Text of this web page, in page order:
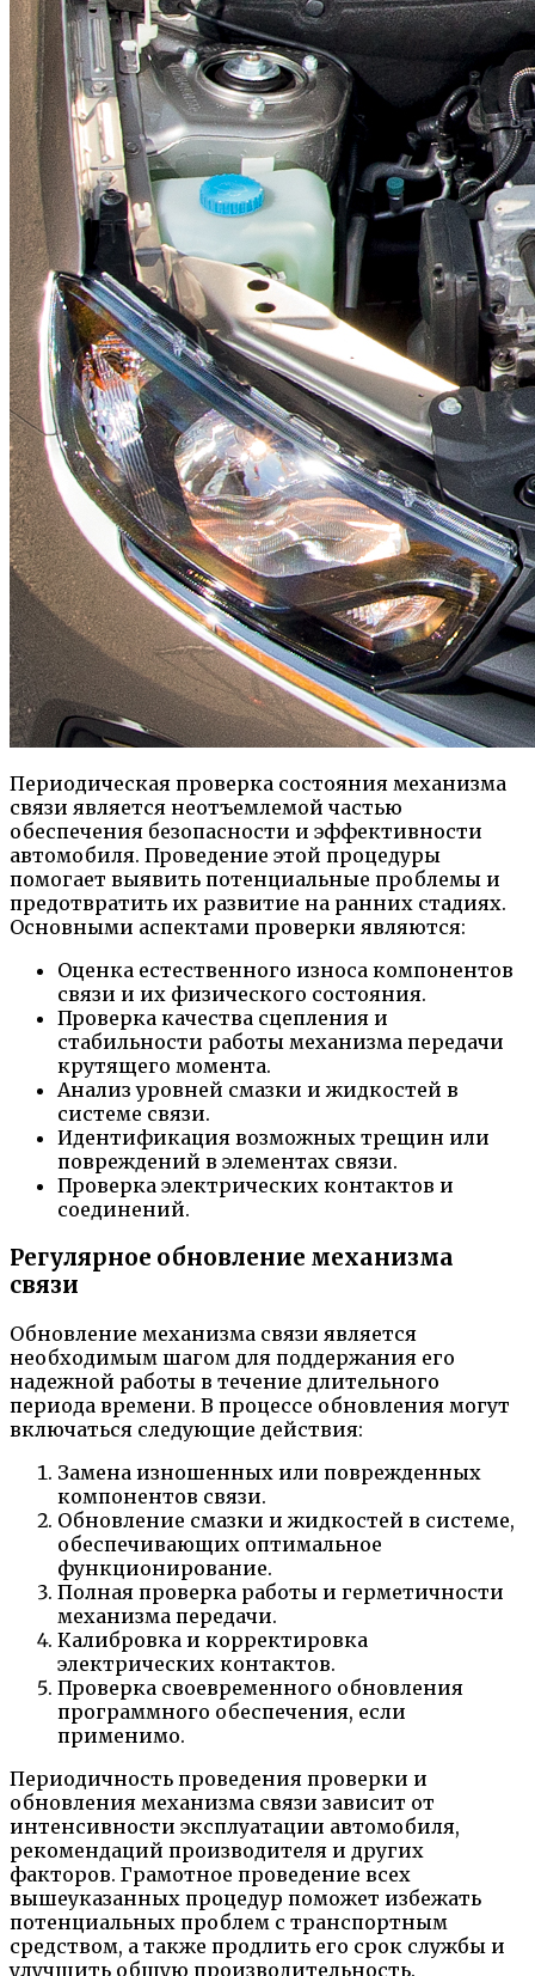
Периодическая проверка состояния механизма
связи является неотъемлемой частью
обеспечения безопасности и эффективности
автомобиля. Проведение этой процедуры
помогает выявить потенциальные проблемы и
предотвратить их развитие на ранних стадиях.
Основными аспектами проверки являются:
Оценка естественного износа компонентов
связи и их физического состояния.
Проверка качества сцепления и
стабильности работы механизма передачи
крутящего момента.
Анализ уровней смазки и жидкостей в
системе связи.
Идентификация возможных трещин или
повреждений в элементах связи.
Проверка электрических контактов и
соединений.
Регулярное обновление механизма
связи
Обновление механизма связи является
необходимым шагом для поддержания его
надежной работы в течение длительного
периода времени. В процессе обновления могут
включаться следующие действия:
Замена изношенных или поврежденных
компонентов связи.
Обновление смазки и жидкостей в системе,
обеспечивающих оптимальное
функционирование.
Полная проверка работы и герметичности
механизма передачи.
Калибровка и корректировка
электрических контактов.
Проверка своевременного обновления
программного обеспечения, если
применимо.
Периодичность проведения проверки и
обновления механизма связи зависит от
интенсивности эксплуатации автомобиля,
рекомендаций производителя и других
факторов. Грамотное проведение всех
вышеуказанных процедур поможет избежать
потенциальных проблем с транспортным
средством, а также продлить его срок службы и
улучшить общую производительность.